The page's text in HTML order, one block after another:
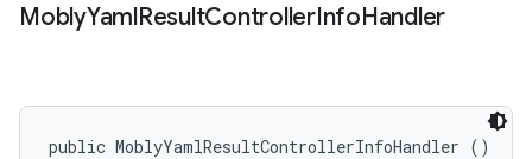
MoblyYamlResultControllerInfoHandler
public MoblyYamlResultControllerInfoHandler ()